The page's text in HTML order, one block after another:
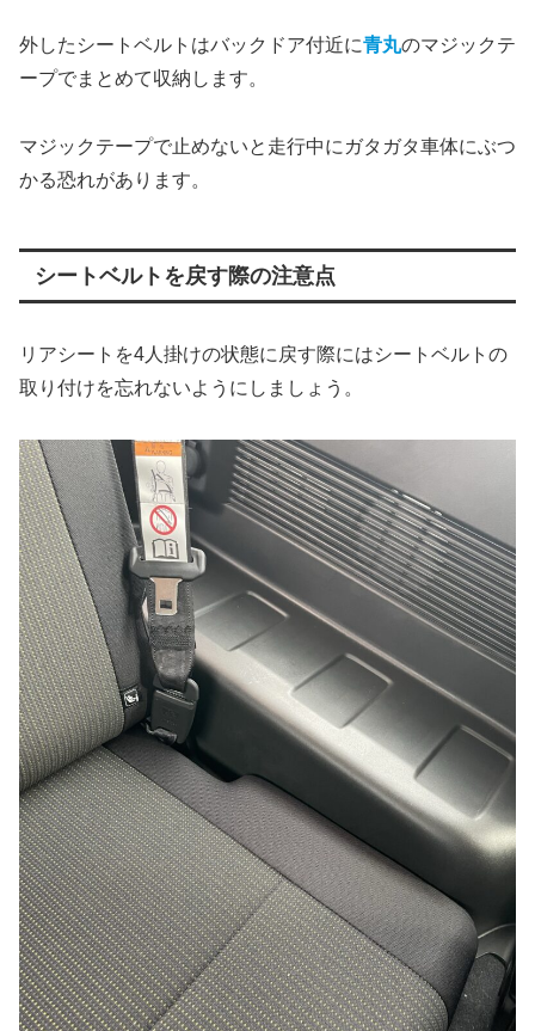
外したシートベルトはバックドア付近に青丸のマジックテ
ープでまとめて収納します。
マジックテープで止めないと走行中にガタガタ車体にぶつ
かる恐れがあります。
シートベルトを戻す際の注意点
リアシートを4人掛けの状態に戻す際にはシートベルトの
取り付けを忘れないようにしましょう。